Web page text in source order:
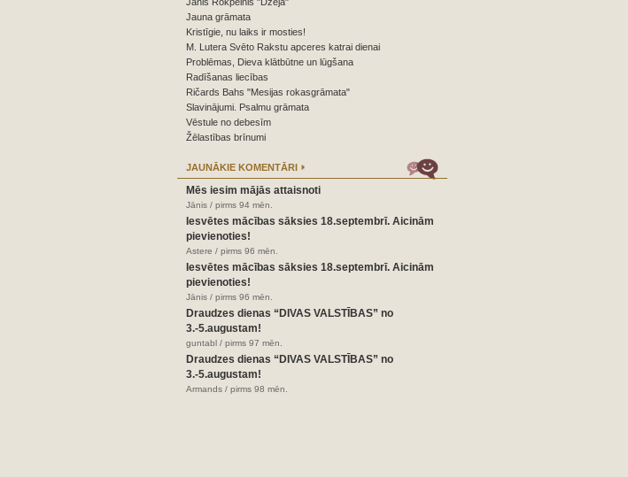
Jauna grāmata
Kristīgie, nu laiks ir mosties!
M. Lutera Svēto Rakstu apceres katrai dienai
Problēmas, Dieva klātbūtne un lūgšana
Radīšanas liecības
Ričards Bahs "Mesijas rokasgrāmata"
Slavinājumi. Psalmu grāmata
Vēstule no debesīm
Žēlastības brīnumi
JAUNĀKIE KOMENTĀRI
Mēs iesim mājās attaisnoti
Jānis / pirms 94 mēn.
Iesvētes mācības sāksies 18.septembrī. Aicinām
pievienoties!
Astere / pirms 96 mēn.
Iesvētes mācības sāksies 18.septembrī. Aicinām
pievienoties!
Jānis / pirms 96 mēn.
Draudzes dienas “DIVAS VALSTĪBAS” no
3.-5.augustam!
guntabl / pirms 97 mēn.
Draudzes dienas “DIVAS VALSTĪBAS” no
3.-5.augustam!
Armands / pirms 98 mēn.